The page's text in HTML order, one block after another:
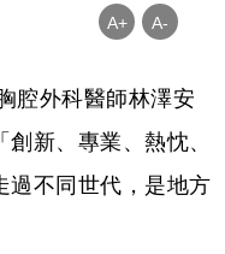
A+ A-
腔外科醫師林澤安
新、專業、熱忱、
過不同世代，是地方